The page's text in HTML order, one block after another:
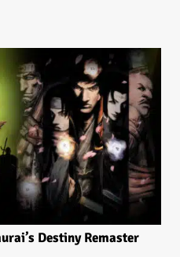
Destiny Remaster